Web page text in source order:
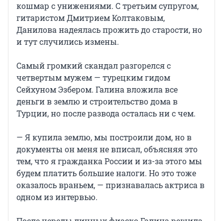
кошмар с унижениями. С третьим супругом,
гитаристом Дмитрием Колтаковым,
Данилова надеялась прожить до старости, но
и тут случились измены.
Самый громкий скандал разгорелся с
четвертым мужем — турецким гидом
Сейхуном Эзбером. Галина вложила все
деньги в землю и строительство дома в
Турции, но после развода осталась ни с чем.
— Я купила землю, мы построили дом, но в
документы он меня не вписал, объясняя это
тем, что я гражданка России и из-за этого мы
будем платить большие налоги. Но это тоже
оказалось враньем, — признавалась актриса в
одном из интервью.